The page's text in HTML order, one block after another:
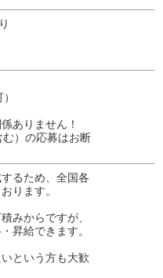
ありません！
）の応募はお断
るため、全国各
ります。
みからですが、
昇給できます。
という方も大歓